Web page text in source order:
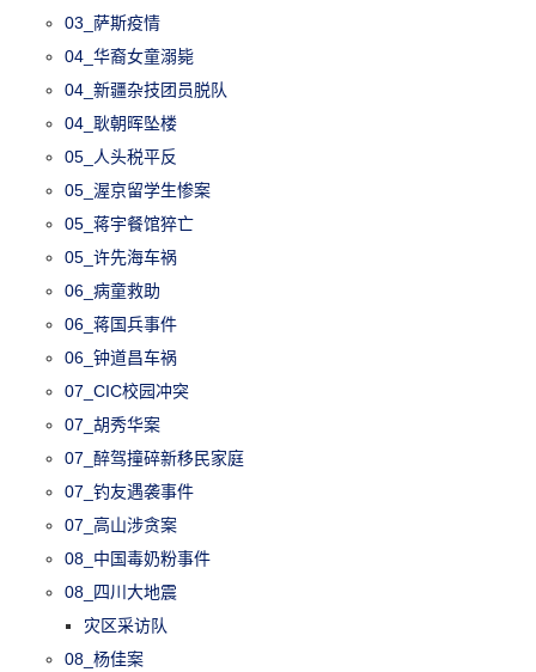
03_萨斯疫情
04_华裔女童溺毙
04_新疆杂技团员脱队
04_耿朝晖坠楼
05_人头税平反
05_渥京留学生惨案
05_蒋宇餐馆猝亡
05_许先海车祸
06_病童救助
06_蒋国兵事件
06_钟道昌车祸
07_CIC校园冲突
07_胡秀华案
07_醉驾撞碎新移民家庭
07_钓友遇袭事件
07_高山涉贪案
08_中国毒奶粉事件
08_四川大地震
灾区采访队
08_杨佳案